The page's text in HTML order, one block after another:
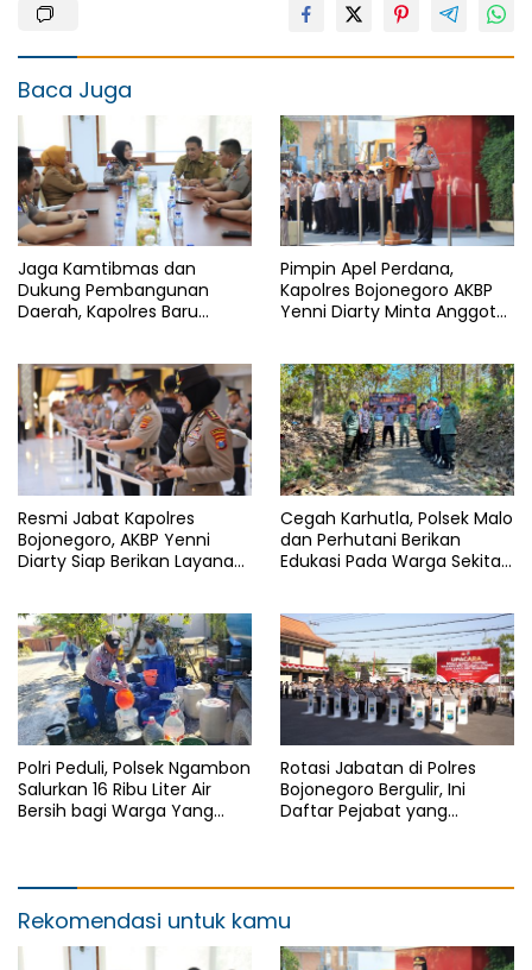
Baca Juga
Jaga Kamtibmas dan
Dukung Pembangunan
Daerah, Kapolres Baru
Pimpin Apel Perdana,
Kapolres Bojonegoro AKBP
Yenni Diarty Minta Anggota
Resmi Jabat Kapolres
Bojonegoro, AKBP Yenni
Diarty Siap Berikan Layanan
Cegah Karhutla, Polsek Malo
dan Perhutani Berikan
Edukasi Pada Warga Sekitar
Polri Peduli, Polsek Ngambon
Salurkan 16 Ribu Liter Air
Bersih bagi Warga Yang
Rotasi Jabatan di Polres
Bojonegoro Bergulir, Ini
Daftar Pejabat yang
Rekomendasi untuk kamu